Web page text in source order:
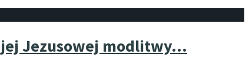
Jezusowej modlitwy…